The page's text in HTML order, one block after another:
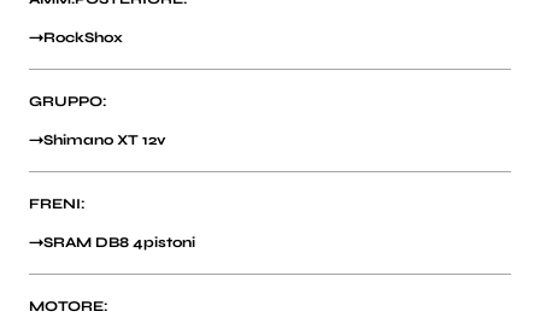
RockShox
GRUPPO:
Shimano XT 12v
FRENI:
SRAM DB8 4pistoni
MOTORE: